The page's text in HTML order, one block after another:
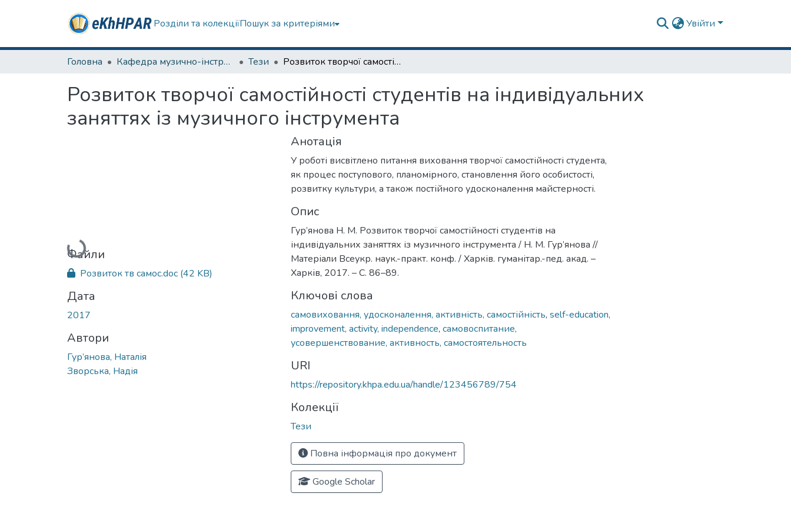
Розділи та колекціїПошук за критеріями Увійти
Головна Кафедра музично-інструментальної підготовки вчителя Тези Розвиток творчої самостійності студентів на індивідуальних заняттях із музичного інструмента
Розвиток творчої самостійності студентів на індивідуальних
заняттях із музичного інструмента
Вантажиться...
Файли
Розвиток тв самос.doc (42 KB)
Дата
2017
Автори
Гур’янова, Наталія
Зворська, Надія
Анотація
У роботі висвітлено питання виховання творчої самостійності студента,
як процес поступового, планомірного, становлення його особистості,
розвитку культури, а також постійного удосконалення майстерності.
Опис
Гур’янова Н. М. Розвиток творчої самостійності студентів на
індивідуальних заняттях із музичного інструмента / Н. М. Гур’янова //
Матеріали Всеукр. наук.-практ. конф. / Харків. гуманітар.-пед. акад. –
Харків, 2017. – С. 86–89.
Ключові слова
самовиховання, удосконалення, активність, самостійність, self-education,
improvement, activity, independence, самовоспитание,
усовершенствование, активность, самостоятельность
URI
https://repository.khpa.edu.ua/handle/123456789/754
Колекції
Тези
Повна інформація про документ
Google Scholar